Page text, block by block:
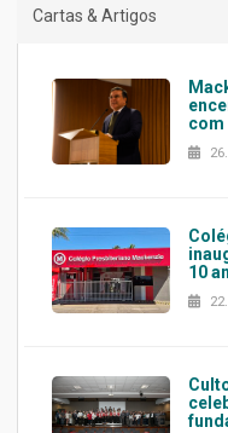
Cartas & Artigos
com
10